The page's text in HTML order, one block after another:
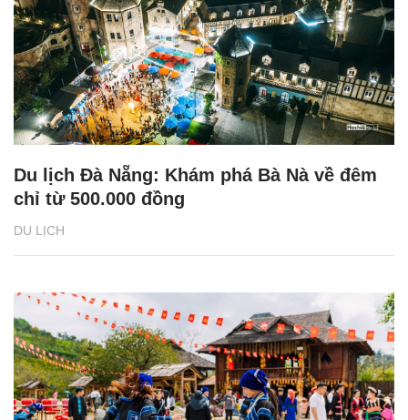
DU LỊCH
Du lịch Đà Nẵng: Khám phá Bà Nà về đêm
chỉ từ 500.000 đồng